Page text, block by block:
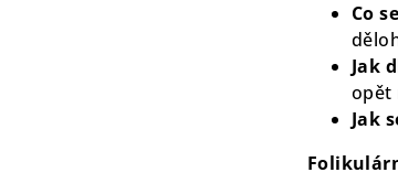
Co
Jak
opět
Jak